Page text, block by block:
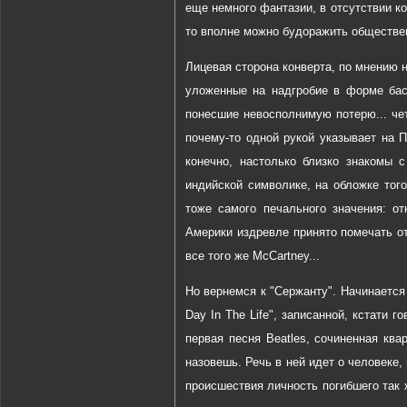
еще немного фантазии, в отсутствии
то вполне можно будоражить
Лицевая сторона конверта, по
уложенные на надгробие в форме
понесшие невосполнимую потерю...
почему-то одной рукой указывает
конечно, настолько близко
индийской символике, на обложке
тоже самого печального значения:
Америки издревле принято помечать
все того же McCartney...
Но вернемся к "Сержанту".
Day In The Life", записанной, кстати
первая песня Beatles, сочиненная
назовешь. Речь в ней идет о
происшествия личность погибшего